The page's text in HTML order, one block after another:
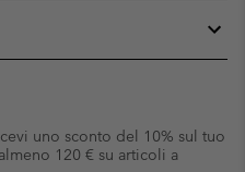
uno sconto del 10% sul tuo
120 € su articoli a